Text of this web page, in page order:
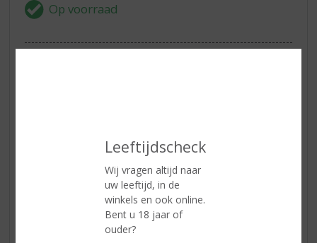
Leeftijdscheck
Wij vragen altijd naar
uw leeftijd, in de
winkels en ook online.
Bent u 18 jaar of
ouder?
75 CL
Alcoholpercentage
12% vol
Champagne
lichtgele kleur